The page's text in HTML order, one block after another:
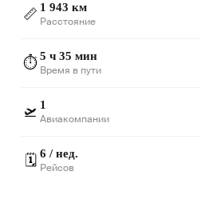
📏 1 943 км
Расстояние
⏱️5 ч 35 мин
Время в пути
🛫 1
Авиакомпании
🗓️ 6 / нед.
Рейсов